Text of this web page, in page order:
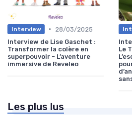
Interview •
28/03/2025
Interview de Lise Gaschet :
Transformer la colère en
superpouvoir - L’aventure
immersive de Reveleo
Le
Les plus lus